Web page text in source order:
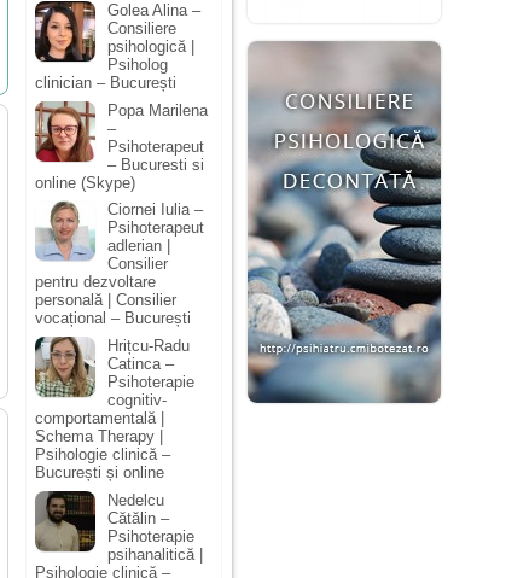
Golea Alina –
Consiliere
psihologică |
Psiholog
clinician – București
Popa Marilena
–
Psihoterapeut
– Bucuresti si
online (Skype)
Ciornei Iulia –
Psihoterapeut
adlerian |
Consilier
pentru dezvoltare
personală | Consilier
vocațional – București
Hrițcu-Radu
Catinca –
Psihoterapie
cognitiv-
comportamentală |
Schema Therapy |
Psihologie clinică –
București și online
Nedelcu
Cătălin –
Psihoterapie
psihanalitică |
Psihologie clinică –